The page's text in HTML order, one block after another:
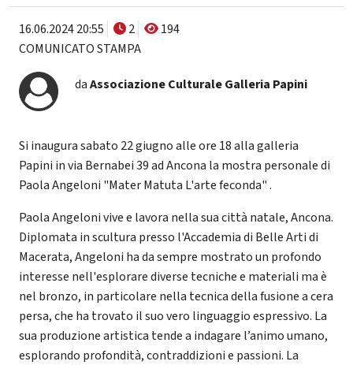
16.06.2024 20:55 2
194
COMUNICATO STAMPA
daAssociazione Culturale Galleria Papini
Si inaugura sabato 22 giugno alle ore 18 alla galleria
Papini in via Bernabei 39 ad Ancona la mostra personale di
Paola Angeloni "Mater Matuta L'arte feconda" .
Paola Angeloni vive e lavora nella sua città natale, Ancona.
Diplomata in scultura presso l'Accademia di Belle Arti di
Macerata, Angeloni ha da sempre mostrato un profondo
interesse nell'esplorare diverse tecniche e materiali ma è
nel bronzo, in particolare nella tecnica della fusione a cera
persa, che ha trovato il suo vero linguaggio espressivo. La
sua produzione artistica tende a indagare l’animo umano,
esplorando profondità, contraddizioni e passioni. La